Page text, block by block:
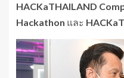
HACKaTHAILAND
Hackathon และ